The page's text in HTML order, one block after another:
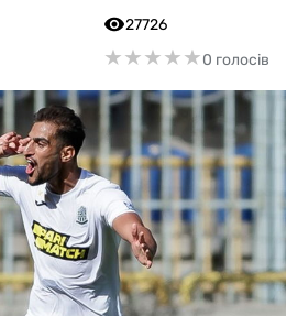
27726
★★★★★
★★★★★0 голосів